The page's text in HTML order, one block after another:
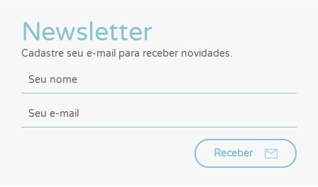
Newsletter
Cadastre seu e-mail para receber novidades.
Receber